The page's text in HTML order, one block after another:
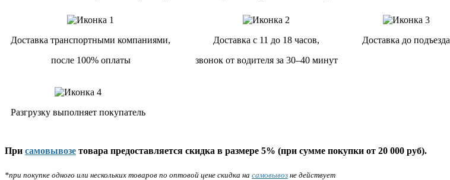
Доставка транспортными компаниями,
после 100% оплаты
Доставка с 11 до 18 часов,
звонок от водителя за 30–40 минут
Доставка до подъезда
Разгрузку выполняет покупатель
При самовывозе товара предоставляется скидка в размере 5% (при сумме покупки от 20 000 руб).
*при покупке одного или нескольких товаров по оптовой цене скидка на самовывоз не действует